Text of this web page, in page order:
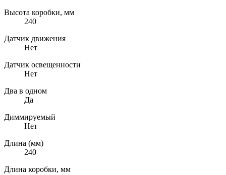
Высота коробки, мм
240
Датчик движения
Нет
Датчик освещенности
Нет
Два в одном
Да
Диммируемый
Нет
Длина (мм)
240
Длина коробки, мм